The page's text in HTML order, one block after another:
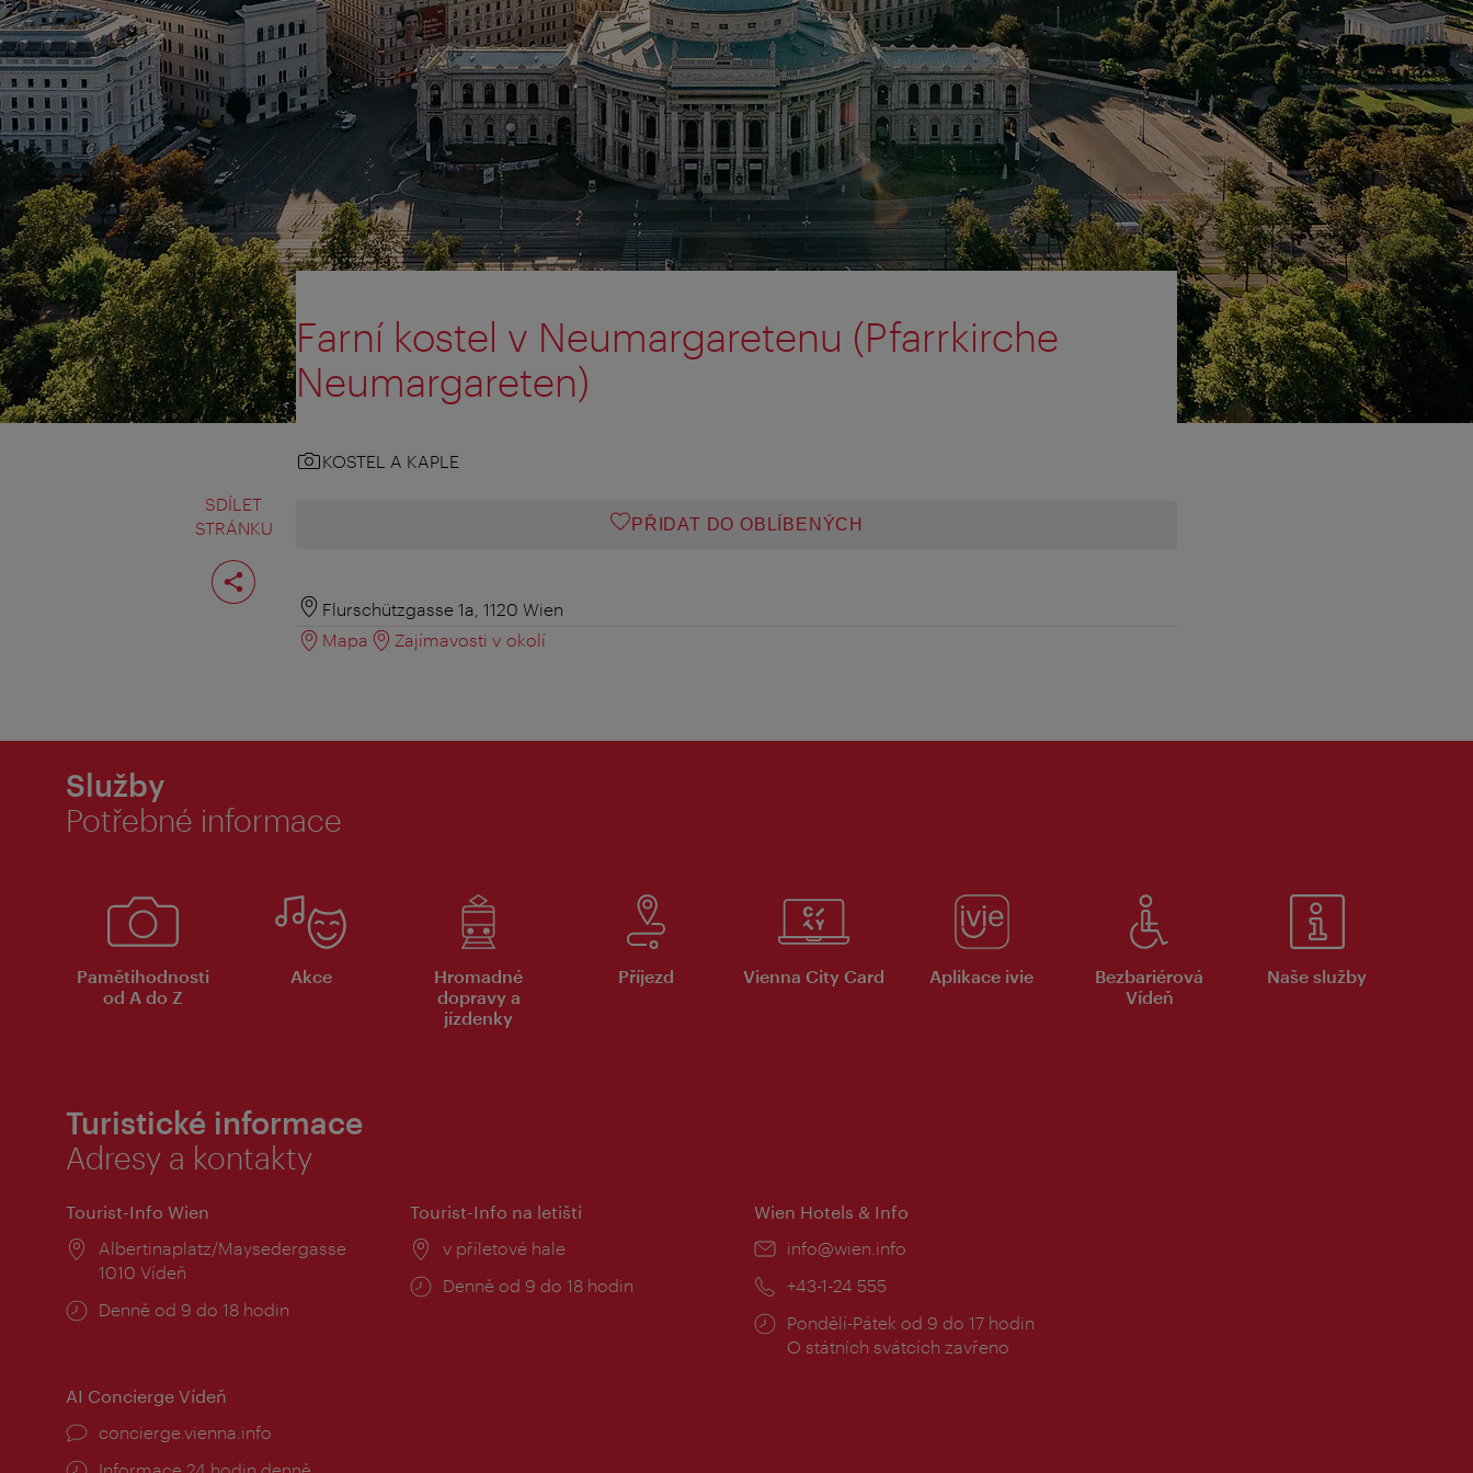
SDÍLET
STRÁNKU
Rozdělit
stranu
Farní kostel v Neumargaretenu (Pfarrkirche
Neumargareten)
KOSTEL A KAPLE
PŘIDAT DO OBLÍBENÝCH
Flurschützgasse 1a, 1120 Wien
Mapa
Zajímavosti v okolí
Služby
Potřebné informace
Pamětihodnosti
od A do Z
Akce
Hromadné
dopravy a
jízdenky
Příjezd Vienna City Card Aplikace ivie
Bezbariérová
Vídeň
Naše služby
Turistické informace
Adresy a kontakty
Tourist-Info Wien
Místo:
Albertinaplatz/Maysedergasse
1010 Vídeň
Provozní
Denně od 9 do 18 hodin
Tourist-Info na letišti
Místo:
v příletové hale
Provozní
Denně od 9 do 18 hodin
Wien Hotels & Info
E-
info@wien.info
Telefon:
+43-1-24 555
Provozní
doba:
Pondělí-Pátek od 9 do 17 hodin
O státních svátcích zavřeno
AI Concierge Vídeň
concierge.vienna.info